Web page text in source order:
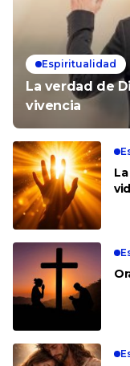
Espiritualidad
La verdad de
vivencia